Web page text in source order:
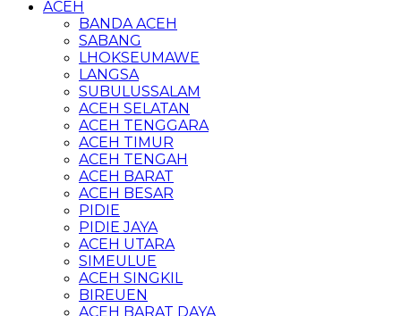
ACEH
BANDA ACEH
SABANG
LHOKSEUMAWE
LANGSA
SUBULUSSALAM
ACEH SELATAN
ACEH TENGGARA
ACEH TIMUR
ACEH TENGAH
ACEH BARAT
ACEH BESAR
PIDIE
PIDIE JAYA
ACEH UTARA
SIMEULUE
ACEH SINGKIL
BIREUEN
ACEH BARAT DAYA